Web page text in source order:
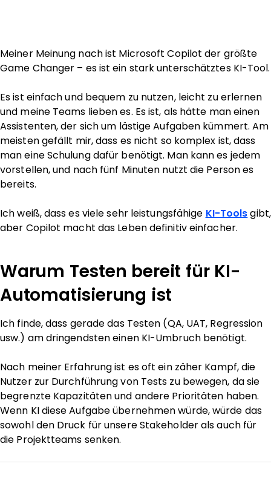
Meiner Meinung nach ist Microsoft Copilot der größte
Game Changer – es ist ein stark unterschätztes KI-Tool.
Es ist einfach und bequem zu nutzen, leicht zu erlernen
und meine Teams lieben es. Es ist, als hätte man einen
Assistenten, der sich um lästige Aufgaben kümmert. Am
meisten gefällt mir, dass es nicht so komplex ist, dass
man eine Schulung dafür benötigt. Man kann es jedem
vorstellen, und nach fünf Minuten nutzt die Person es
bereits.
Ich weiß, dass es viele sehr leistungsfähige KI-Tools gibt,
aber Copilot macht das Leben definitiv einfacher.
Warum Testen bereit für KI-
Automatisierung ist
Ich finde, dass gerade das Testen (QA, UAT, Regression
usw.) am dringendsten einen KI-Umbruch benötigt.
Nach meiner Erfahrung ist es oft ein zäher Kampf, die
Nutzer zur Durchführung von Tests zu bewegen, da sie
begrenzte Kapazitäten und andere Prioritäten haben.
Wenn KI diese Aufgabe übernehmen würde, würde das
sowohl den Druck für unsere Stakeholder als auch für
die Projektteams senken.